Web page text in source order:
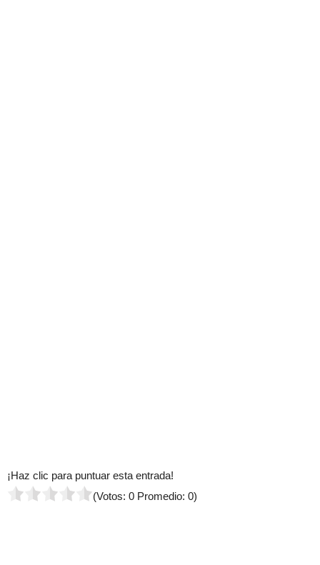
¡Haz clic para puntuar esta entrada!
(Votos: 0 Promedio: 0)